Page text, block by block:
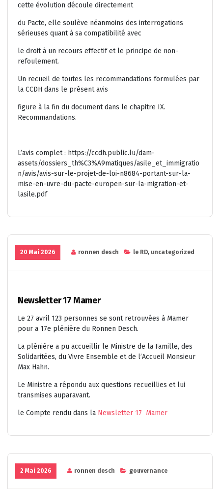
cette évolution découle directement
du Pacte, elle soulève néanmoins des interrogations
sérieuses quant à sa compatibilité avec
le droit à un recours effectif et le principe de non-
refoulement.
Un recueil de toutes les recommandations formulées par
la CCDH dans le présent avis
figure à la fin du document dans le chapitre IX.
Recommandations.
L’avis complet : https://ccdh.public.lu/dam-
assets/dossiers_th%C3%A9matiques/asile_et_immigratio
n/avis/avis-sur-le-projet-de-loi-n8684-portant-sur-la-
mise-en-uvre-du-pacte-europen-sur-la-migration-et-
lasile.pdf
20 Mai 2026 ronnen desch le RD, uncategorized
Newsletter 17 Mamer
Le 27 avril 123 personnes se sont retrouvées à Mamer
pour a 17e plénière du Ronnen Desch.
La plénière a pu accueillir le Ministre de la Famille, des
Solidaritées, du Vivre Ensemble et de l’Accueil Monsieur
Max Hahn.
Le Ministre a répondu aux questions recueillies et lui
transmises auparavant.
le Compte rendu dans la Newsletter 17 Mamer
2 Mai 2026 ronnen desch gouvernance